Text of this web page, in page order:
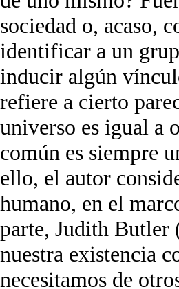
sociedad o, acaso,
identificar a un
inducir algún
refiere a cierto
universo es igual a
común es siempre
ello, el autor
humano, en el
parte, Judith Butler
nuestra existencia
necesitamos de